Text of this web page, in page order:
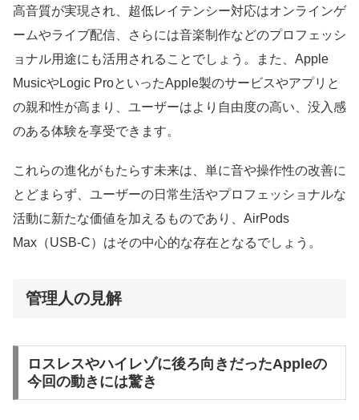
高音質が実現され、超低レイテンシー対応はオンラインゲ
ームやライブ配信、さらには音楽制作などのプロフェッシ
ョナル用途にも活用されることでしょう。また、Apple
MusicやLogic ProといったApple製のサービスやアプリと
の親和性が高まり、ユーザーはより自由度の高い、没入感
のある体験を享受できます。
これらの進化がもたらす未来は、単に音や操作性の改善に
とどまらず、ユーザーの日常生活やプロフェッショナルな
活動に新たな価値を加えるものであり、AirPods
Max（USB-C）はその中心的な存在となるでしょう。
管理人の見解
ロスレスやハイレゾに後ろ向きだったAppleの
今回の動きには驚き